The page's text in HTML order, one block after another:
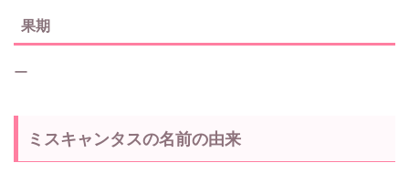
果期
ー
ミスキャンタスの名前の由来